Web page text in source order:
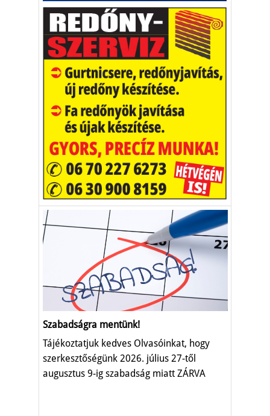
Szabadságra mentünk!
Tájékoztatjuk kedves Olvasóinkat, hogy
szerkesztőségünk 2026. július 27-től
augusztus 9-ig szabadság miatt ZÁRVA